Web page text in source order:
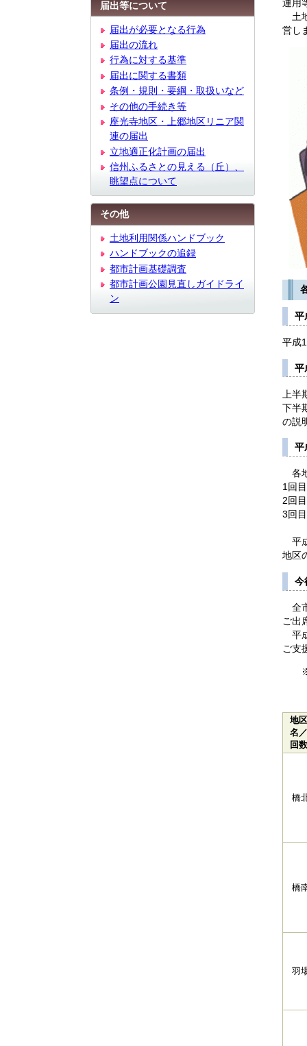
運用
土
営し
平
平成
平
上
下半
の説
平
各
1回目
2回目
3回目
平
地区
今
全
ご出
平
ご支
※各
地区
名／
回数
橋
橋
羽
届出等について
届出が必要となる行為
届出の流れ
行為に対する基準
届出に関する書類
条例・規則・要綱・取扱いなど
その他の手続き等
座光寺地区・上郷地区リニア関
連の届出
立地適正化計画の届出
信州ふるさとの見える（丘）、
眺望点について
その他
土地利用関係ハンドブック
ハンドブックの追録
都市計画基礎調査
都市計画公園見直しガイドライ
ン